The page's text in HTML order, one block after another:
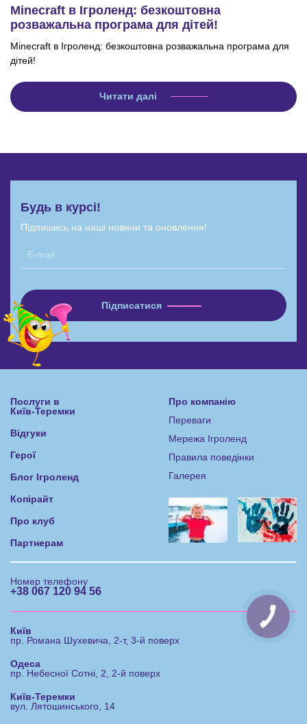
Minecraft в Ігроленд: безкоштовна
розважальна програма для дітей!
Minecraft в Ігроленд: безкоштовна розважальна програма для
дітей!
Читати далі
Будь в курсі!
Підпишись на наші новини та оновлення!
Послуги в
Київ-Теремки
Відгуки
Герої
Блог Ігроленд
Копірайт
Про клуб
Партнерам
Про компанію
Переваги
Мережа Ігроленд
Правила поведінки
Галерея
Номер телефону
+38 067 120 94 56
Київ
пр. Романа Шухевича, 2-т, 3-й поверх
Одеса
пр. Небесної Сотні, 2, 2-й поверх
Київ-Теремки
вул. Лятошинського, 14
КНОПКА
ЗВ'ЯЗКУ